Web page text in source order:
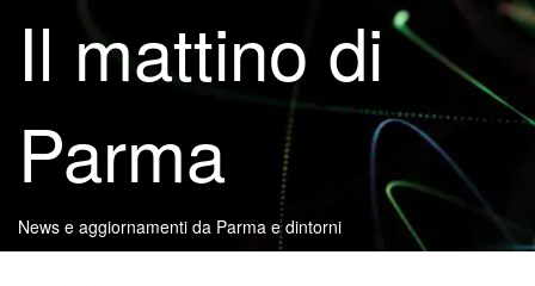
Il mattino di
Parma
News e aggiornamenti da Parma e dintorni